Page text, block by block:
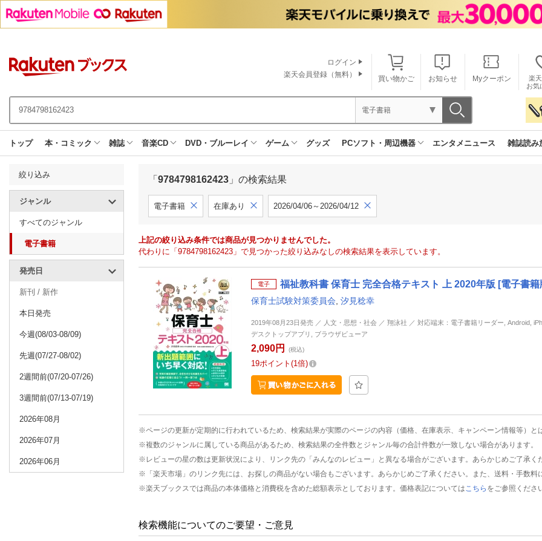
買い物かご お知らせ Myクーポン
楽
お気
ログイン
楽天会員登録（無料）
電子書籍
トップ 本・コミック 雑誌 音楽CD DVD・ブルーレイ ゲーム グッズ PCソフト・周辺機器 エンタメニュース 雑誌読み
絞り込み
ジャンル
すべてのジャンル
電子書籍
発売日
新刊 / 新作
本日発売
今週(08/03-08/09)
先週(07/27-08/02)
2週間前(07/20-07/26)
3週間前(07/13-07/19)
2026年08月
2026年07月
2026年06月
「 9784798162423 」の検索結果
電子書籍 在庫あり 2026/04/06～2026/04/12
上記の絞り込み条件では商品が見つかりませんでした。
代わりに「9784798162423」で見つかった絞り込みなしの検索結果を表示しています。
電子 福祉教科書 保育士 完全合格テキスト 上 2020年版 [電子書籍
保育士試験対策委員会 汐見稔幸
2019年08月23日発売 ／ 人文・思想・社会 ／ 翔泳社 ／ 対応端末：電子書籍リーダー, Android,
デスクトップアプリ, ブラウザビューア
2,090円 (税込)
19ポイント 1倍
※ページの更新が定期的に行われているため、検索結果が実際のページの内容（価格、在庫表示、キャンペーン情報等）と
※複数のジャンルに属している商品があるため、検索結果の全件数とジャンル毎の合計件数が一致しない場合があります。
※レビューの星の数は更新状況により、リンク先の「みんなのレビュー」と異なる場合がございます。あらかじめご了承く
※「楽天市場」のリンク先には、お探しの商品がない場合もございます。あらかじめご了承ください。また、送料・手数料
※楽天ブックスでは商品の本体価格と消費税を含めた総額表示としております。価格表記については こちら をご参照くださ
検索機能についてのご要望・ご意見